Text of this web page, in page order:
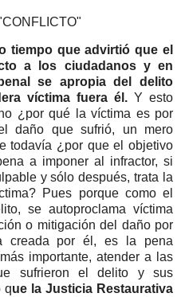
tiempo que advirtió que el
a los ciudadanos y en
se apropia del delito
víctima fuera él. Y esto
¿por qué la víctima es por
daño que sufrió, un mero
todavía ¿por que el objetivo
a imponer al infractor, si
y sólo después, trata la
Pues porque como el
se autoproclama víctima
o mitigación del daño por
creada por él, es la pena
importante, atender a las
sufrieron el delito y sus
que la Justicia Restaurativa